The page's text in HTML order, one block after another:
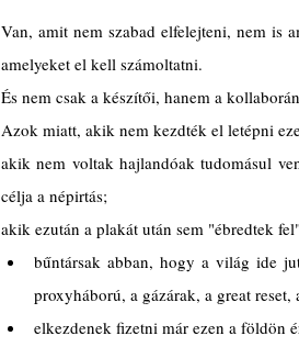
Van, amit nem szabad elfelejteni, nem is
amelyeket el kell számoltatni.
És nem csak a készítői, hanem a
Azok miatt, akik nem kezdték el letépni
akik nem voltak hajlandóak tudomásul
célja a népirtás;
akik ezután a plakát után sem "ébredtek
bűntársak abban, hogy a világ ide
proxyháború, a gázárak, a great reset,
elkezdenek fizetni már ezen a földön